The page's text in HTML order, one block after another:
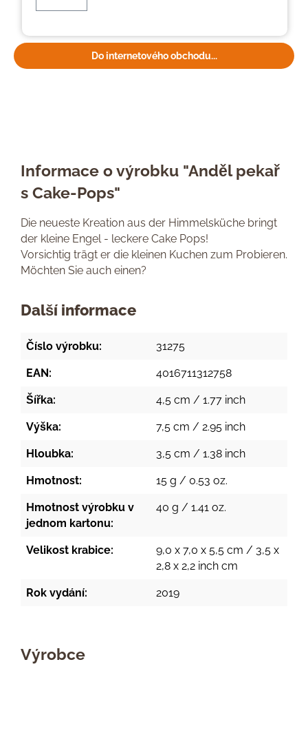
Do internetového obchodu...
Informace o výrobku "Anděl pekař
s Cake-Pops"
Die neueste Kreation aus der Himmelsküche bringt
der kleine Engel - leckere Cake Pops!
Vorsichtig trägt er die kleinen Kuchen zum Probieren.
Möchten Sie auch einen?
Další informace
Číslo výrobku: 31275
EAN: 4016711312758
Šířka: 4,5 cm / 1.77 inch
Výška: 7,5 cm / 2.95 inch
Hloubka: 3,5 cm / 1.38 inch
Hmotnost: 15 g / 0.53 oz.
Hmotnost výrobku v
jednom kartonu:
40 g / 1.41 oz.
Velikost krabice:
9,0 x 7,0 x 5,5 cm / 3,5 x
2,8 x 2,2 inch cm
Rok vydání: 2019
Výrobce